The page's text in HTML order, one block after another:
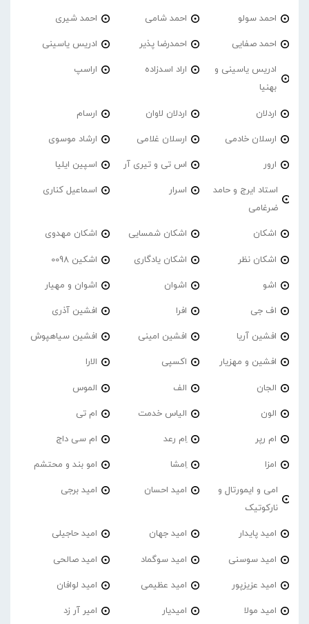
احمد سولو احمد شامی احمد شیری
احمد صفایی احمدرضا پذیر ادریس یاسینی
ادریس یاسینی و
بهنیا
اراد اسدزاده اراسپ
اردلان اردلان لاوان ارسام
ارسلان خادمی ارسلان غلامی ارشاد موسوی
ارور اس تی و تیری آر اسپین ایلیا
استاد ایرج و حامد
ضرغامی
اسرار اسماعیل کناری
اشکان اشکان شمسایی اشکان مهدوی
اشکان نظر اشکان یادگاری اشکین 0098
اشو اشوان اشوان و مهیار
اف جی افرا افشین آذری
افشین آریا افشین امینی افشین سیاهپوش
افشین و مهزیار اکسپی الارا
الجان الف الموس
الون الیاس خدمت ام تی
ام رپر اِم رعد ام سی داج
امزا اِمشا امو بند و محتشم
امی و ایمورتال و
نارکوتیک
امید احسان امید برجی
امید پایدار امید جهان امید حاجیلی
امید سوسنی امید سوگماد امید صالحی
امید عزیزپور امید عظیمی امید لوافان
امید مولا امیدیار امیر آر زد